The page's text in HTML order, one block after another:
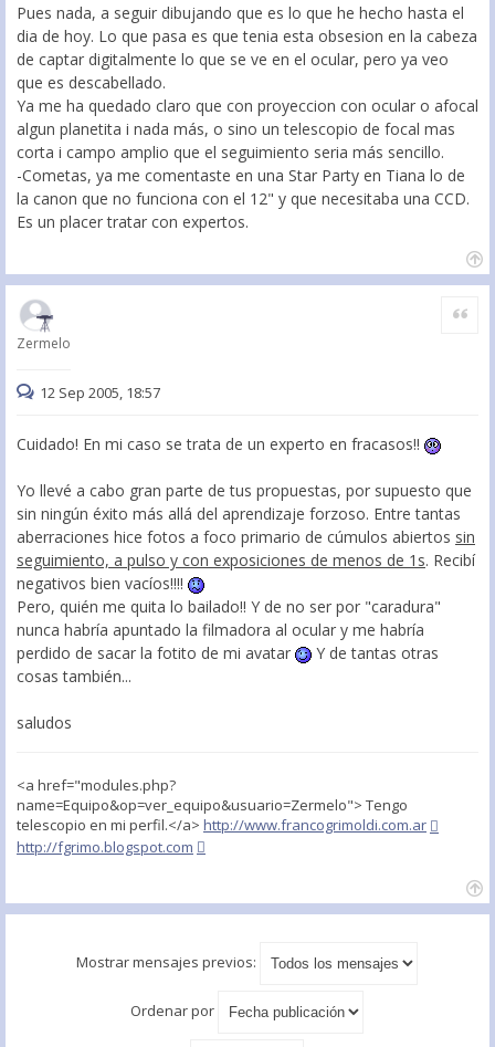
Pues nada, a seguir dibujando que es lo que he hecho hasta el
dia de hoy. Lo que pasa es que tenia esta obsesion en la cabeza
de captar digitalmente lo que se ve en el ocular, pero ya veo
que es descabellado.
Ya me ha quedado claro que con proyeccion con ocular o afocal
algun planetita i nada más, o sino un telescopio de focal mas
corta i campo amplio que el seguimiento seria más sencillo.
-Cometas, ya me comentaste en una Star Party en Tiana lo de
la canon que no funciona con el 12" y que necesitaba una CCD.
Es un placer tratar con expertos.
Zermelo
Citar
12 Sep 2005, 18:57
Cuidado! En mi caso se trata de un experto en fracasos!!
Yo llevé a cabo gran parte de tus propuestas, por supuesto que
sin ningún éxito más allá del aprendizaje forzoso. Entre tantas
aberraciones hice fotos a foco primario de cúmulos abiertos sin
seguimiento, a pulso y con exposiciones de menos de 1s. Recibí
negativos bien vacíos!!!!
Pero, quién me quita lo bailado!! Y de no ser por "caradura"
nunca habría apuntado la filmadora al ocular y me habría
perdido de sacar la fotito de mi avatar
Y de tantas otras
cosas también...
saludos
<a href="modules.php?
name=Equipo&op=ver_equipo&usuario=Zermelo"> Tengo
telescopio en mi perfil.</a> http://www.francogrimoldi.com.ar
http://fgrimo.blogspot.com
Mostrar mensajes previos:
Ordenar por